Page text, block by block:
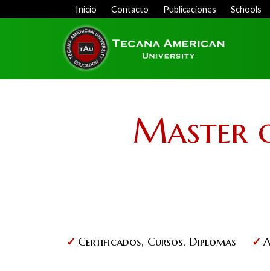
Menu
Top
Inicio Contacto Publicaciones Schools
Master
Certificados, Cursos, Diplomas